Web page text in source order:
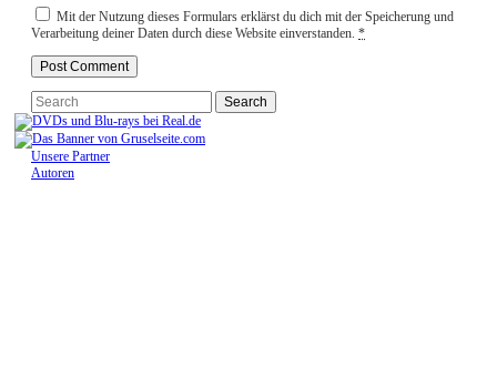
Mit der Nutzung dieses Formulars erklärst du dich mit der Speicherung und
Verarbeitung deiner Daten durch diese Website einverstanden. *
Unsere Partner
Autoren